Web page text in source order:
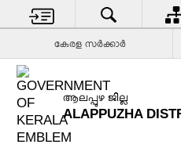
കേരള സര്‍ക്കാര്‍
ആലപ്പുഴ ജില്ല
ALAPPUZHA